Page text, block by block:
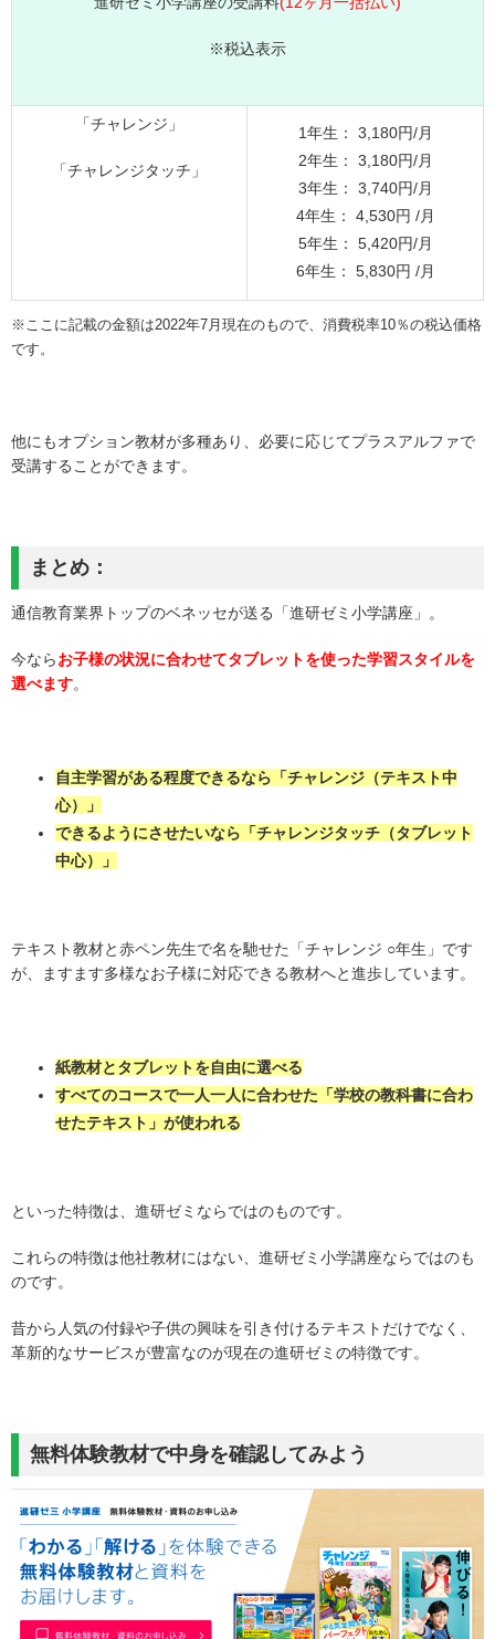
※税込表示
「チャレンジ」
「チャレンジタッチ」
1年生： 3,180円/月
2年生： 3,180円/月
3年生： 3,740円/月
4年生： 4,530円 /月
5年生： 5,420円/月
6年生： 5,830円 /月
※ここに記載の金額は2022年7月現在のもので、消費税率10％の税込価格
です。
他にもオプション教材が多種あり、必要に応じてプラスアルファで
受講することができます。
まとめ：
通信教育業界トップのベネッセが送る「進研ゼミ小学講座」。
今ならお子様の状況に合わせてタブレットを使った学習スタイルを
選べます。
自主学習がある程度できるなら「チャレンジ（テキスト中
心）」
できるようにさせたいなら「チャレンジタッチ（タブレット
中心）」
テキスト教材と赤ペン先生で名を馳せた「チャレンジ ○年生」です
が、ますます多様なお子様に対応できる教材へと進歩しています。
紙教材とタブレットを自由に選べる
すべてのコースで一人一人に合わせた「学校の教科書に合わ
せたテキスト」が使われる
といった特徴は、進研ゼミならではのものです。
これらの特徴は他社教材にはない、進研ゼミ小学講座ならではのも
のです。
昔から人気の付録や子供の興味を引き付けるテキストだけでなく、
革新的なサービスが豊富なのが現在の進研ゼミの特徴です。
無料体験教材で中身を確認してみよう